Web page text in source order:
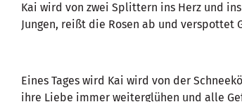
Kai wird von zwei Splittern ins Herz und
Jungen, reißt die Rosen ab und verspottet
Eines Tages wird Kai wird von der
ihre Liebe immer weiterglühen und alle